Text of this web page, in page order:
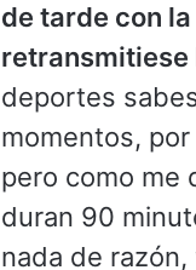
de tarde con
retransmitiese
deportes
momentos,
pero como me
duran 90
nada de